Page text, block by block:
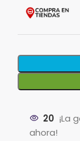
20 ¡La
ahora!